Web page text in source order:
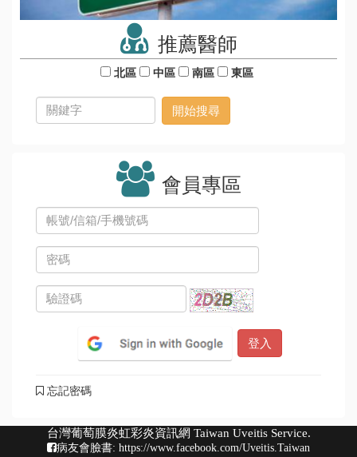
推薦醫師
北區 中區 南區 東區
會員專區
忘記密碼
台灣葡萄膜炎虹彩炎資訊網 Taiwan Uveitis Service.
病友會臉書: https://www.facebook.com/Uveitis.Taiwan